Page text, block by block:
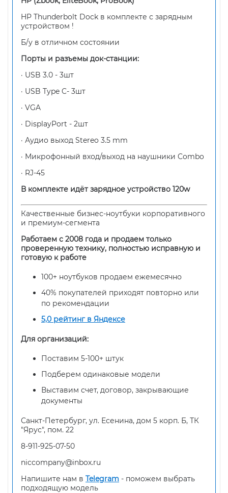
HP Thunderbolt Dock в комплекте с зарядным
устройством !
Б/у в отличном состоянии
Порты и разъемы док-станции:
· USB 3.0 - 3шт
· USB Type C- 3шт
· VGA
· DisplayPort - 2шт
· Аудио выход Stereo 3.5 mm
· Микрофонный вход/выход на наушники Combo
· RJ-45
В комплекте идёт зарядное устройство 120w
Качественные бизнес-ноутбуки корпоративного
и премиум-сегмента
Работаем с 2008 года и продаем только
проверенную технику, полностью исправную и
готовую к работе
100+ ноутбуков продаем ежемесячно
40% покупателей приходят повторно или
по рекомендации
5,0 рейтинг в Яндексе
Для организаций:
Поставим 5-100+ штук
Подберем одинаковые модели
Выставим счет, договор, закрывающие
документы
Санкт-Петербург, ул. Есенина, дом 5 корп. Б, ТК
"Ярус", пом. 22
8-911-925-07-50
niccompany@inbox.ru
Напишите нам в Telegram - поможем выбрать
подходящую модель